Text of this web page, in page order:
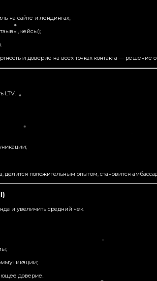
на сайте и лендингах;
кейсы);
и доверие на всех точках контакта — решение
LTV.
делится положительным опытом, становится
и увеличить средний чек.
доверие.